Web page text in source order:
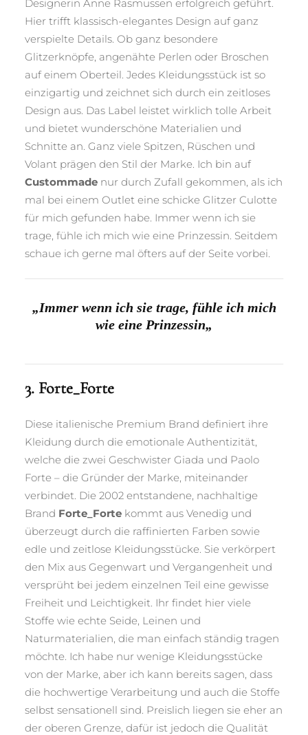
Designerin Anne Rasmussen erfolgreich geführt.
Hier trifft klassisch-elegantes Design auf ganz
verspielte Details. Ob ganz besondere
Glitzerknöpfe, angenähte Perlen oder Broschen
auf einem Oberteil. Jedes Kleidungsstück ist so
einzigartig und zeichnet sich durch ein zeitloses
Design aus. Das Label leistet wirklich tolle Arbeit
und bietet wunderschöne Materialien und
Schnitte an. Ganz viele Spitzen, Rüschen und
Volant prägen den Stil der Marke. Ich bin auf
Custommade nur durch Zufall gekommen, als ich
mal bei einem Outlet eine schicke Glitzer Culotte
für mich gefunden habe. Immer wenn ich sie
trage, fühle ich mich wie eine Prinzessin. Seitdem
schaue ich gerne mal öfters auf der Seite vorbei.
„Immer wenn ich sie trage, fühle ich mich
wie eine Prinzessin„
3. Forte_Forte
Diese italienische Premium Brand definiert ihre
Kleidung durch die emotionale Authentizität,
welche die zwei Geschwister Giada und Paolo
Forte – die Gründer der Marke, miteinander
verbindet. Die 2002 entstandene, nachhaltige
Brand Forte_Forte kommt aus Venedig und
überzeugt durch die raffinierten Farben sowie
edle und zeitlose Kleidungsstücke. Sie verkörpert
den Mix aus Gegenwart und Vergangenheit und
versprüht bei jedem einzelnen Teil eine gewisse
Freiheit und Leichtigkeit. Ihr findet hier viele
Stoffe wie echte Seide, Leinen und
Naturmaterialien, die man einfach ständig tragen
möchte. Ich habe nur wenige Kleidungsstücke
von der Marke, aber ich kann bereits sagen, dass
die hochwertige Verarbeitung und auch die Stoffe
selbst sensationell sind. Preislich liegen sie eher an
der oberen Grenze, dafür ist jedoch die Qualität